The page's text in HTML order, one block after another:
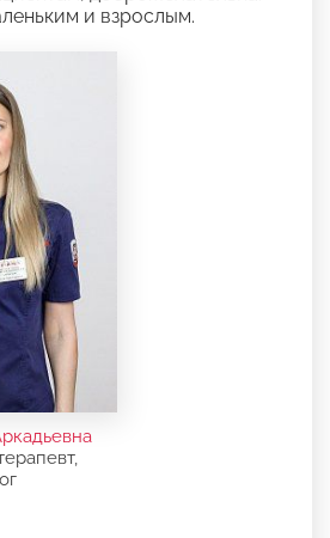
и взрослым.